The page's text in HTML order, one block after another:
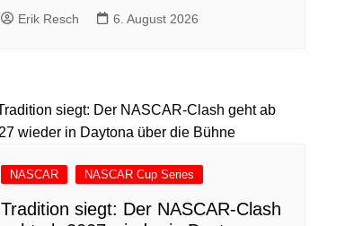
Erik Resch 6. August 2026
NASCAR NASCAR Cup Series
Tradition siegt: Der NASCAR-Clash